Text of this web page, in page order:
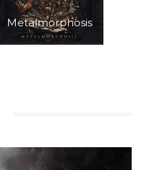
–
Metalmorphosis